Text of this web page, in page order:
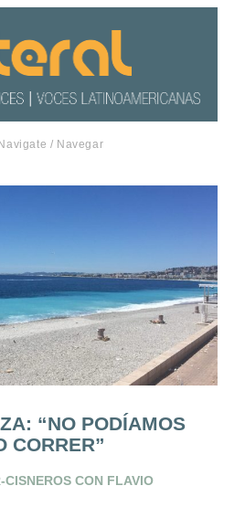
Navigate / Navegar
“NO PODÍAMOS
CORRER”
CON FLAVIO